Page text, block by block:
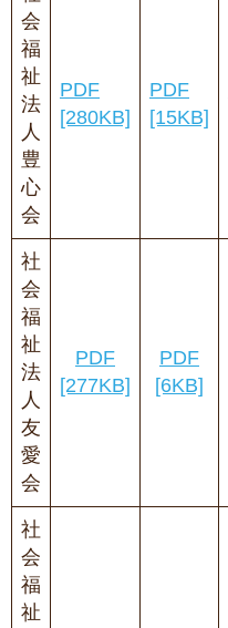
会
福
祉
法
人
豊
心
会
PDF
[280KB]
PDF
[15KB]
社
会
福
祉
法
人
友
愛
会
PDF
[277KB]
PDF
[6KB]
社
会
福
祉